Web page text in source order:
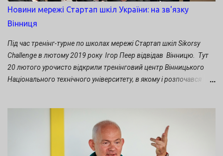
заключному занятті свої проєкти презентували: Володимир
Барасюк. Проєкт " Ферментативний спосіб виробництва
вуглецево-нейтрального палива" Денис Москаленко. Проєкт
"Диригент" - комплекс стрільби і управління вогнем міномета"
Наталія Ярошенко. Проєкт "Магазин...
Новини мережі Стартап шкіл України: на зв'язку
Вінниця
Під час тренінг-турне по школах мережі Стартап шкіл Sikorsy
Challenge в лютому 2019 року Ігор Пеер відвідав Вінницю. Тут
20 лютого урочисто відкрили тренінговий центр Вінницького
Національного технічного університету, в якому і розпочався
Набувати нових інновативних бізнесових умінь нині взялися не
лише студенти ВНТУ, а й інших вишів обласного центру.
Долучилися й учні Вінницької фізико-математичної гімназії №17.